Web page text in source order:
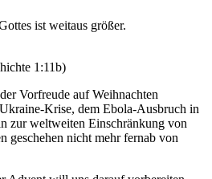
ist weitaus größer.
1:11b)
Vorfreude auf Weihnachten
dem Ebola‐Ausbruch in
zur weltweiten Einschränkung von
geschehen nicht mehr fernab von